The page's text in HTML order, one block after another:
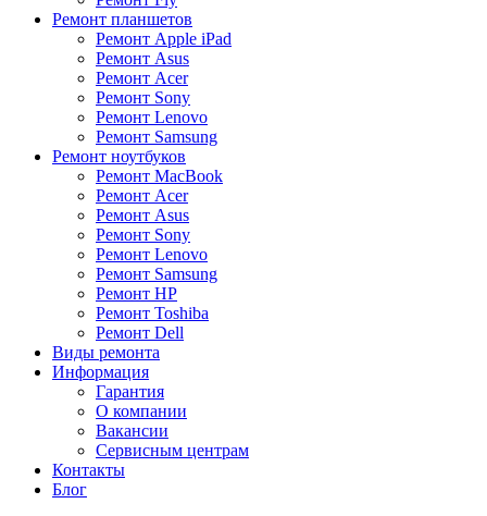
Ремонт планшетов
Ремонт Apple iPad
Ремонт Asus
Ремонт Acer
Ремонт Sony
Ремонт Lenovo
Ремонт Samsung
Ремонт ноутбуков
Ремонт MacBook
Ремонт Acer
Ремонт Asus
Ремонт Sony
Ремонт Lenovo
Ремонт Samsung
Ремонт HP
Ремонт Toshiba
Ремонт Dell
Виды ремонта
Информация
Гарантия
О компании
Вакансии
Сервисным центрам
Контакты
Блог